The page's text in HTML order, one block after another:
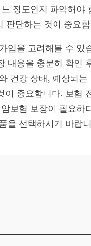
정도인지 파악해야
판단하는 것이 중요
입을 고려해볼 수 있
내용을 충분히 확인
건강 상태, 예상되
중요합니다. 보험
보험 보장이 필요하
을 선택하시기 바랍